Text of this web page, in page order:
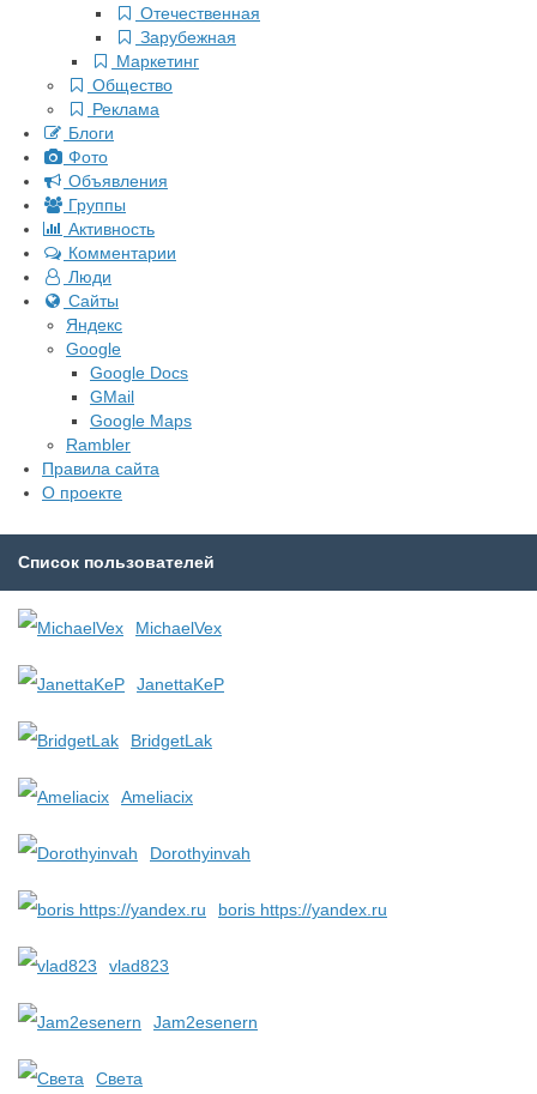
Отечественная
Зарубежная
Маркетинг
Общество
Реклама
Блоги
Фото
Объявления
Группы
Активность
Комментарии
Люди
Сайты
Яндекс
Google
Google Docs
GMail
Google Maps
Rambler
Правила сайта
О проекте
Список пользователей
MichaelVex
JanettaKeP
BridgetLak
Ameliacix
Dorothyinvah
boris https://yandex.ru
vlad823
Jam2esenern
Света